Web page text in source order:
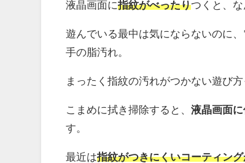
液晶画面に指紋がべったりつくと、な
遊んでいる最中は気にならないのに
手の脂汚れ。
まったく指紋の汚れがつかない遊び
こまめに拭き掃除すると、液晶画面
す。
最近は指紋がつきにくいコーティン